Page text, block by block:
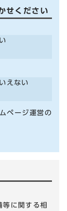
せください
えない
ページ運営の
に関する相